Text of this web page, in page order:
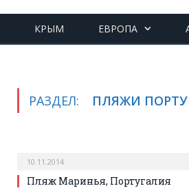
КРЫМ ЕВРОПА
РАЗДЕЛ: ПЛЯЖИ
10.11.2014
Пляж Маринья, Португалия